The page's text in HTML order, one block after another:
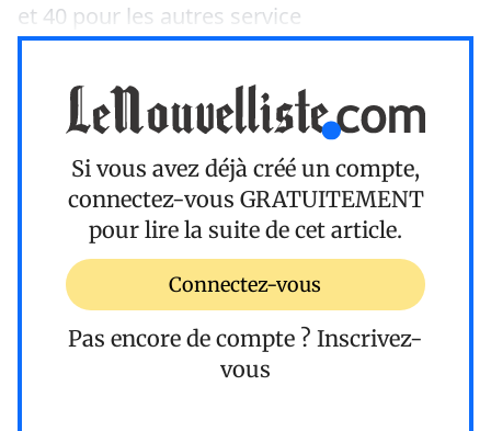
et 40 pour les autres service
Si vous avez déjà créé un compte,
connectez-vous GRATUITEMENT
pour lire la suite de cet article.
Connectez-vous
Pas encore de compte ? Inscrivez-
vous